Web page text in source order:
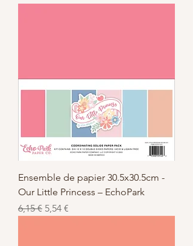
Ensemble de papier 30.5x30.5cm -
Our Little Princess – EchoPark
Standardpreis
6,15 € Sale-Preis
5,54 €